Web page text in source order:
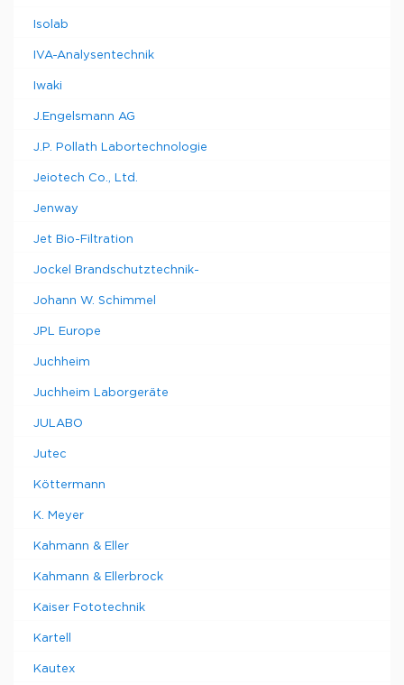
Isolab
IVA-Analysentechnik
Iwaki
J.Engelsmann AG
J.P. Pollath Labortechnologie
Jeiotech Co., Ltd.
Jenway
Jet Bio-Filtration
Jockel Brandschutztechnik-
Johann W. Schimmel
JPL Europe
Juchheim
Juchheim Laborgeräte
JULABO
Jutec
Köttermann
K. Meyer
Kahmann & Eller
Kahmann & Ellerbrock
Kaiser Fototechnik
Kartell
Kautex